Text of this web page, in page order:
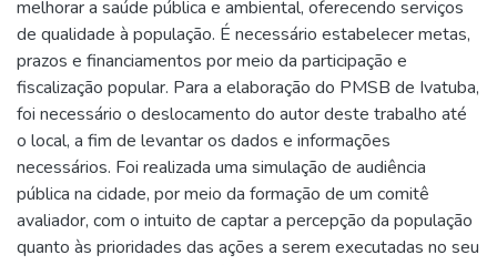
melhorar a saúde pública e ambiental, oferecendo serviços
de qualidade à população. É necessário estabelecer metas,
prazos e financiamentos por meio da participação e
fiscalização popular. Para a elaboração do PMSB de Ivatuba,
foi necessário o deslocamento do autor deste trabalho até
o local, a fim de levantar os dados e informações
necessários. Foi realizada uma simulação de audiência
pública na cidade, por meio da formação de um comitê
avaliador, com o intuito de captar a percepção da população
quanto às prioridades das ações a serem executadas no seu